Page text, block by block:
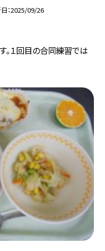
2025/09/26
。１回目の合同練習では